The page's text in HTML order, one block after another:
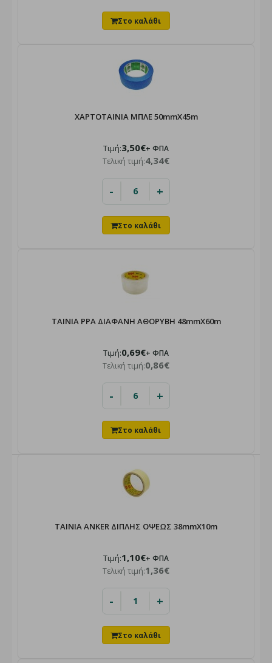
ΧΑΡΤΟΤΑΙΝΙΑ ΜΠΛΕ 50mmX45m
Τιμή:3,50€+ ΦΠΑ
Τελική τιμή:4,34€
- +
TAINIA PPA ΔΙΑΦΑΝΗ ΑΘΟΡΥΒΗ 48mmX60m
Τιμή:0,69€+ ΦΠΑ
Τελική τιμή:0,86€
- +
ΤΑΙΝΙΑ ANKER ΔΙΠΛΗΣ ΟΨΕΩΣ 38mmX10m
Τιμή:1,10€+ ΦΠΑ
Τελική τιμή:1,36€
- +